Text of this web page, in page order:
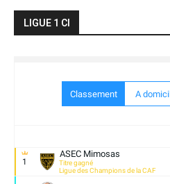
LIGUE 1 CI
Classement A
1
ASEC Mimosas
Titre gagné
Ligue des Champions de la CAF